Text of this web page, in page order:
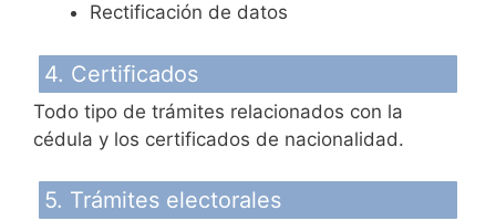
Rectificación de datos
4. Certificados
Todo tipo de trámites relacionados con la
cédula y los certificados de nacionalidad.
5. Trámites electorales